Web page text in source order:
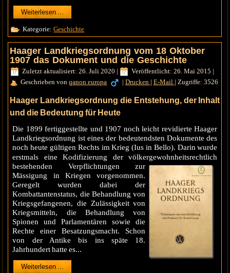
Weiterlesen ...
Kategorie:Geschichte
Haager Landkriegsordnung vom 18 Oktober
1907 das Dokument und die Geschichte
Zuletzt aktualisiert: 26. Juli 2020 | Veröffentlicht: 26. Mai 2015 |
Geschrieben vonqanon europa | Drucken | E-Mail | Zugriffe: 3526
Haager Landkriegsordnung die Entstehung, der Inhalt
und die Bedeutung für Heute
Die 1899 fertiggestellte und 1907 noch leicht revidierte Haager
Landkriegsordnung ist eines der bedeutendsten Dokumente des
noch heute gültigen Rechts im Krieg (Ius in Bello). Darin wurde
erstmals eine Kodifizierung der völkergewohnheitsrechtlich
bestehenden Verpflichtungen zur
Mässigung in Kriegen vorgenommen.
Geregelt wurden dabei der
Kombattantenstatus, die Behandlung von
Kriegsgefangenen, die Zulässigkeit von
Kriegsmitteln, die Behandlung von
Spionen und Parlamentären sowie die
Rechte einer Besatzungsmacht. Schon
von der Antike bis ins späte 18.
Jahrhundert hatte es...
Weiterlesen ...